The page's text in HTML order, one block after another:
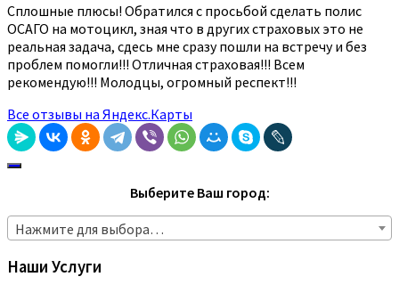
Сплошные плюсы! Обратился с просьбой сделать полис
ОСАГО на мотоцикл, зная что в других страховых это не
реальная задача, сдесь мне сразу пошли на встречу и без
проблем помогли!!! Отличная страховая!!! Всем
рекомендую!!! Молодцы, огромный респект!!!
Все отзывы на Яндекс.Карты
Выберите Ваш город:
Нажмите для выбора…
Наши Услуги